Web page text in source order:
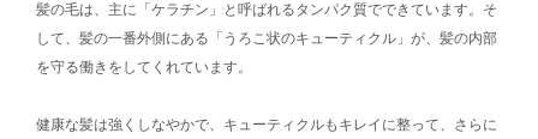
髪の毛は、主に「ケラチン」と呼ばれるタンパク質でできています。そ
して、髪の一番外側にある「うろこ状のキューティクル」が、髪の内部
を守る働きをしてくれています。
健康な髪は強くしなやかで、キューティクルもキレイに整って、さらに